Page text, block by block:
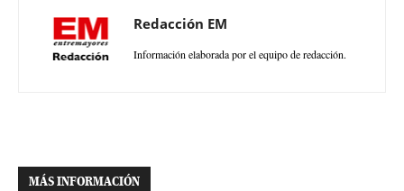
Redacción EM
Información elaborada por el equipo de redacción.
MÁS INFORMACIÓN